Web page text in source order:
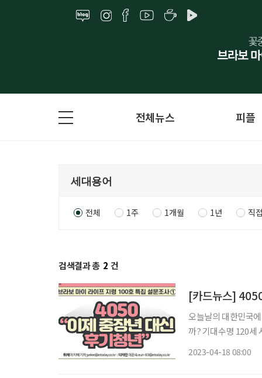
전체뉴스 피플
전체 1주 1개월 1년 직
검색결과 총 2 건
[카드뉴스]
오늘날의 대한민국
까? 기대수명 120세
2023-04-18 08:00